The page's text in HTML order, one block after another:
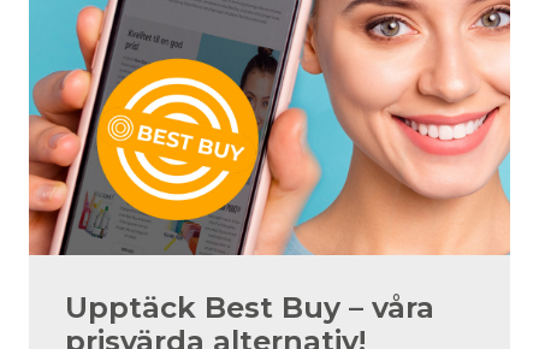
Upptäck Best Buy – våra
prisvärda alternativ!